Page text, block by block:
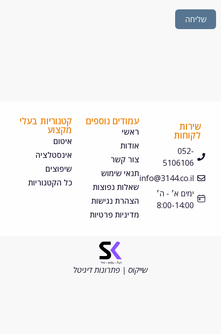
052-
5106106
info@3144.co.il
ימים א׳ - ה׳
8:00-14:00
עמודים נוספים
צור קשר
תנאי שימוש
שאלות נפוצות
הצהרת נגישות
מדיניות פרטיות
קטגוריות בעלי
אינסטלציה
שיפוצים
כל הקטגוריות
שייקוס | פתרונות דיגיטל
שמורות